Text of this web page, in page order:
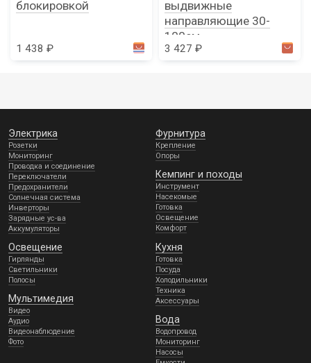
блокировкой
1 438 ₽
выдвижные
направляющие 30-
100см
3 427 ₽
Электрика
Розетки
Мониторинг
Проводка и соединение
Переключатели
Предохранители
Солнечная система
Инверторы
Зарядные ус-ва
Аккумуляторы
Фурнитура
Крепление
Опоры
Кемпинг и походы
Инструмент
Насекомые
Готовка
Освещение
Комфорт
Освещение
Гирлянды
Светильники
Полосы
Мультимедия
Видео
Аудио
Видеонаблюдение
Фото
Кухня
Готовка
Посуда
Холодильники
Техника
Аксессуары
Вода
Водопровод
Мониторинг
Насосы